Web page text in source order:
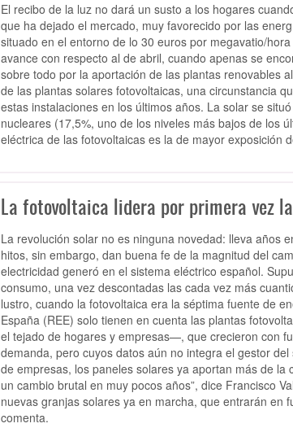
El recibo de la luz no dará un susto a los hogares
que ha dejado el mercado, muy favorecido por las
situado en el entorno de lo 30 euros por megavatio/
avance con respecto al de abril, cuando apenas se
sobre todo por la aportación de las plantas renovables
de las plantas solares fotovoltaicas, una circunstancia
estas instalaciones en los últimos años. La solar se
nucleares (17,5%, uno de los niveles más bajos de los
eléctrica de las fotovoltaicas es la de mayor exposición
La fotovoltaica lidera por primera vez
La revolución solar no es ninguna novedad: lleva años
hitos, sin embargo, dan buena fe de la magnitud del
electricidad generó en el sistema eléctrico español.
consumo, una vez descontadas las cada vez más
lustro, cuando la fotovoltaica era la séptima fuente de
España (REE) solo tienen en cuenta las plantas
el tejado de hogares y empresas—, que crecieron con
demanda, pero cuyos datos aún no integra el gestor
de empresas, los paneles solares ya aportan más de
un cambio brutal en muy pocos años”, dice Francisco
nuevas granjas solares ya en marcha, que entrarán en
comenta.